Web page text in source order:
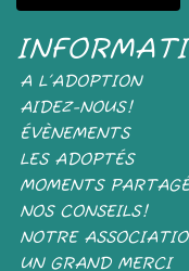
A L’ADOPTION
AIDEZ-NOUS!
ÉVÈNEMENTS
LES ADOPTÉS
MOMENTS
NOS CONSEILS!
NOTRE
UN GRAND MERCI